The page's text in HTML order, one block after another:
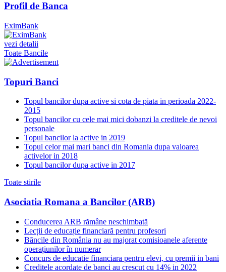
Profil de Banca
EximBank
vezi detalii
Toate Bancile
Topuri Banci
Topul bancilor dupa active si cota de piata in perioada 2022-
2015
Topul bancilor cu cele mai mici dobanzi la creditele de nevoi
personale
Topul bancilor la active in 2019
Topul celor mai mari banci din Romania dupa valoarea
activelor in 2018
Topul bancilor dupa active in 2017
Toate stirile
Asociatia Romana a Bancilor (ARB)
Conducerea ARB rămâne neschimbată
Lecții de educație financiară pentru profesori
Băncile din România nu au majorat comisioanele aferente
operațiunilor în numerar
Concurs de educatie financiara pentru elevi, cu premii in bani
Creditele acordate de banci au crescut cu 14% in 2022